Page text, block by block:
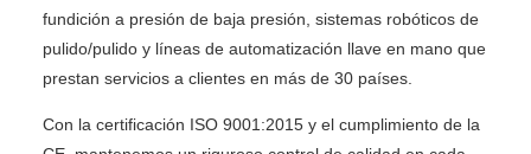
fundición a presión de baja presión, sistemas robóticos de
pulido/pulido y líneas de automatización llave en mano que
prestan servicios a clientes en más de 30 países.
Con la certificación ISO 9001:2015 y el cumplimiento de la